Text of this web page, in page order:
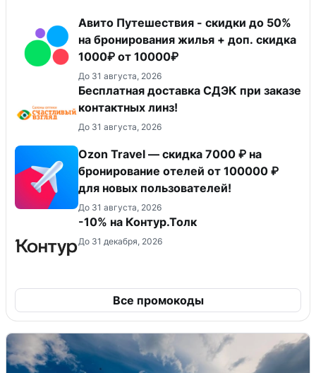
Авито Путешествия - скидки до 50%
на бронирования жилья + доп. скидка
1000₽ от 10000₽
До 31 августа, 2026
Бесплатная доставка СДЭК при заказе
контактных линз!
До 31 августа, 2026
Ozon Travel — скидка 7000 ₽ на
бронирование отелей от 100000 ₽
для новых пользователей!
До 31 августа, 2026
-10% на Контур.Толк
До 31 декабря, 2026
Все промокоды